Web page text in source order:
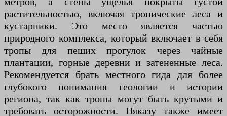
растительностью, включая тропические леса и
кустарники. Это место является частью
природного комплекса, который включает в себя
тропы для пеших прогулок через чайные
плантации, горные деревни и затененные леса.
Рекомендуется брать местного гида для более
глубокого понимания геологии и истории
региона, так как тропы могут быть крутыми и
требовать осторожности. Няказу также имеет